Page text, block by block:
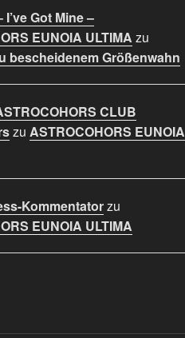
Got Mine –
EUNOIA ULTIMA zu
bescheidenem Größenwahn
CLUB
zu ASTROCOHORS EUNOIA
Kommentatorzu
EUNOIA ULTIMA